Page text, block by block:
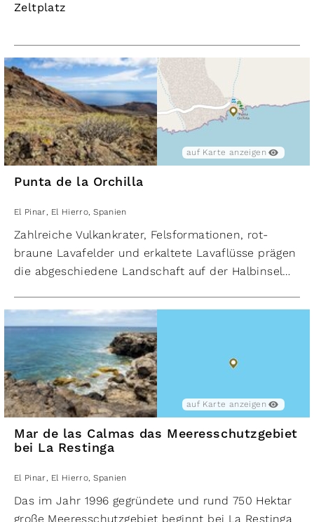
Zeltplatz
auf Karte anzeigen
Punta de la Orchilla
El Pinar, El Hierro, Spanien
Zahlreiche Vulkankrater, Felsformationen, rot-
braune Lavafelder und erkaltete Lavaflüsse prägen
die abgeschiedene Landschaft auf der Halbinsel
vorwiegend aus Flechten und
Wolfsmilchgewächsen, die nur langsam die
Lavaflächen besiedeln. Vor gut 2.000 Jahren war
an diesem äußersten Punkt der Insel das Ende der
­damals bekannten Welt. Heute ist das kleine Kap
das westlichste Gebiet El Hierros, Spaniens und
des politischen Europas.
Hier gibt es einen Überblick über die 4 schönsten
Wandergebiete der Insel und wo man auf
wandern kann.
auf Karte anzeigen
Mar de las Calmas das Meeresschutzgebiet
bei La Restinga
El Pinar, El Hierro, Spanien
Das im Jahr 1996 gegründete und rund 750 Hektar
große Meeresschutzgebiet beginnt bei La Restinga